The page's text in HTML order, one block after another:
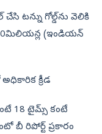
టన్ను గోల్డ్‌ను వెలికి
40మిలియన్ల (ఇండియన్‌
క్రీడ
18 టైమ్స్‌ కంటే
బీ రిపోర్ట్‌ ప్రకారం